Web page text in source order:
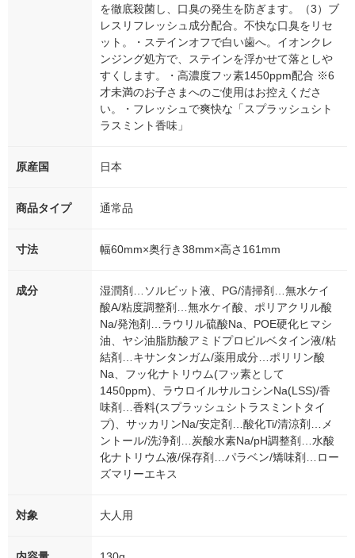
を徹底殺菌し、口臭の発生を防ぎます。（3）ブ
レスリフレッシュ成分配合。不快な口臭をリセ
ット。・ステインオフで白い歯へ。イオンクレ
ンジング処方で、ステインを浮かせて落としや
すくします。・高濃度フッ素1450ppm配合 ※6
才未満のお子さまへのご使用はお控えくださ
い。・フレッシュで爽快な「スプラッシュシト
ラスミント香味」
原産国 日本
商品タイプ 通常品
寸法 幅60mm×奥行き38mm×高さ161mm
成分
湿潤剤…ソルビット液、PG/清掃剤…無水ケイ
酸A/粘度調整剤…無水ケイ酸、ポリアクリル酸
Na/発泡剤…ラウリル硫酸Na、POE硬化ヒマシ
油、ヤシ油脂肪酸アミドプロピルベタイン液/粘
結剤…キサンタンガム/薬用成分…ポリリン酸
Na、フッ化ナトリウム(フッ素として
1450ppm)、ラウロイルサルコシンNa(LSS)/香
味剤…香料(スプラッシュシトラスミントタイ
プ)、サッカリンNa/安定剤…酸化Ti/清涼剤…メ
ントール/洗浄剤…炭酸水素Na/pH調整剤…水酸
化ナトリウム液/保存剤…パラベン/矯味剤…ロー
ズマリーエキス
対象 大人用